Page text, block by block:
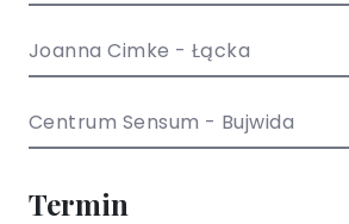
Joanna Cimke - Łącka
Centrum Sensum - Bujwida
Termin